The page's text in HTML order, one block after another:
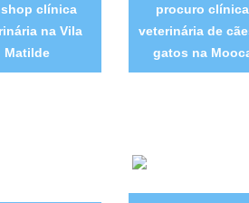
clínica
na Vila
Matilde
procuro clínica
veterinária de
gatos na